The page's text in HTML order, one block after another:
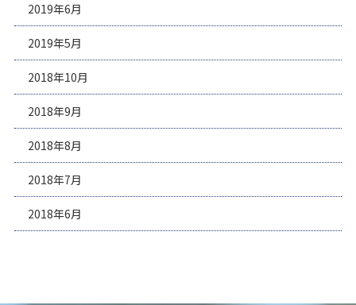
2019年6月
2019年5月
2018年10月
2018年9月
2018年8月
2018年7月
2018年6月